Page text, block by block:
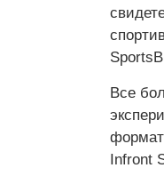
Все
Infront